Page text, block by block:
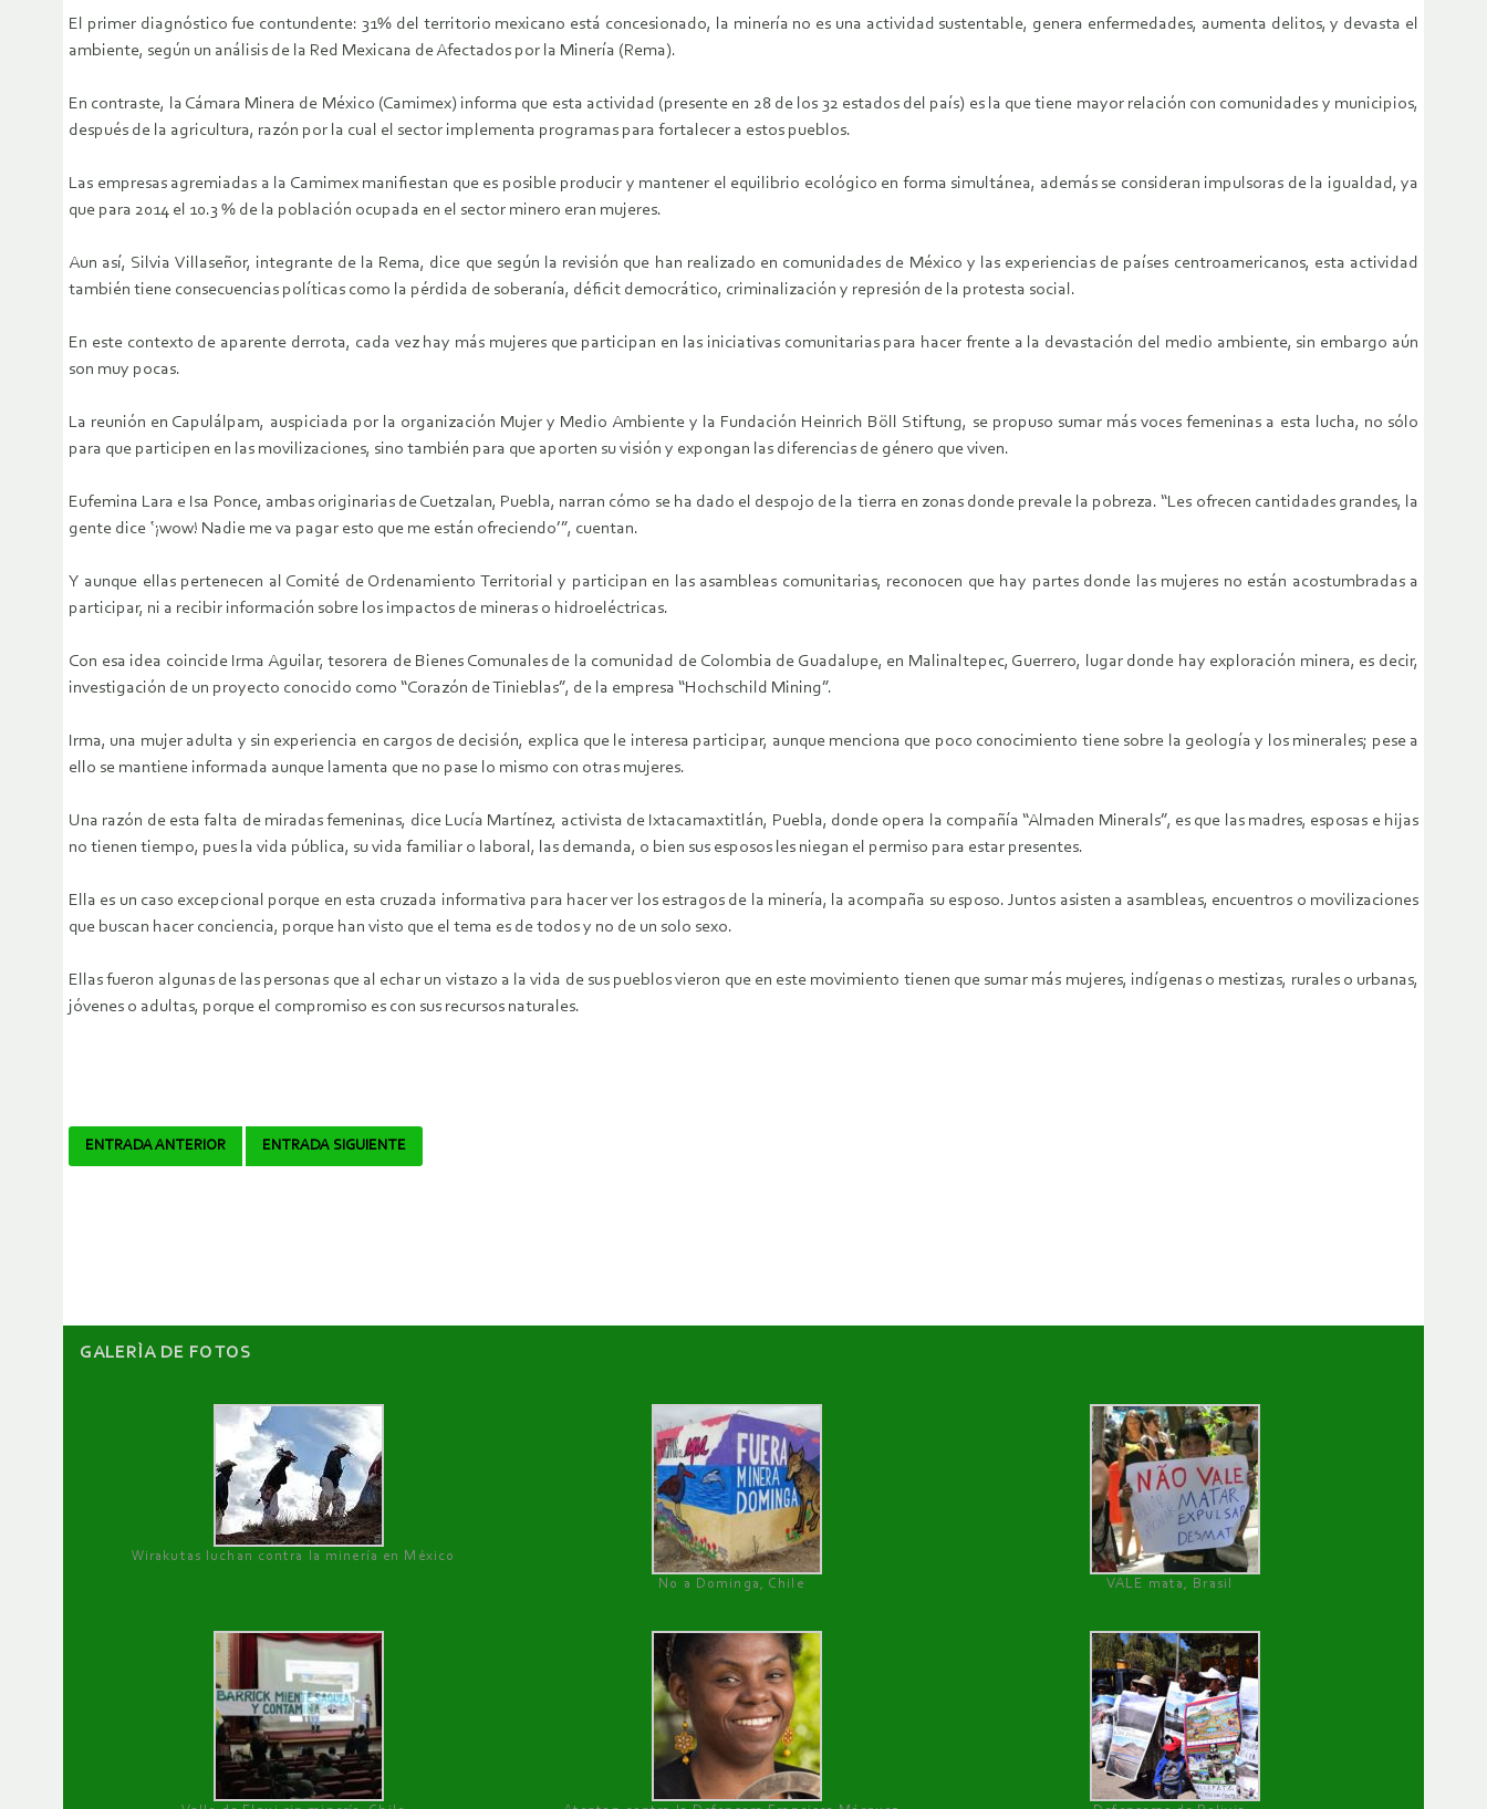
El primer diagnóstico fue contundente: 31% del territorio mexicano está concesionado, la minería no es una actividad sustentable, genera enfermedades, aumenta delitos, y devasta el
ambiente, según un análisis de la Red Mexicana de Afectados por la Minería (Rema).
En contraste, la Cámara Minera de México (Camimex) informa que esta actividad (presente en 28 de los 32 estados del país) es la que tiene mayor relación con comunidades y municipios,
después de la agricultura, razón por la cual el sector implementa programas para fortalecer a estos pueblos.
Las empresas agremiadas a la Camimex manifiestan que es posible producir y mantener el equilibrio ecológico en forma simultánea, además se consideran impulsoras de la igualdad, ya
que para 2014 el 10.3 % de la población ocupada en el sector minero eran mujeres.
Aun así, Silvia Villaseñor, integrante de la Rema, dice que según la revisión que han realizado en comunidades de México y las experiencias de países centroamericanos, esta actividad
también tiene consecuencias políticas como la pérdida de soberanía, déficit democrático, criminalización y represión de la protesta social.
En este contexto de aparente derrota, cada vez hay más mujeres que participan en las iniciativas comunitarias para hacer frente a la devastación del medio ambiente, sin embargo aún
son muy pocas.
La reunión en Capulálpam, auspiciada por la organización Mujer y Medio Ambiente y la Fundación Heinrich Böll Stiftung, se propuso sumar más voces femeninas a esta lucha, no sólo
para que participen en las movilizaciones, sino también para que aporten su visión y expongan las diferencias de género que viven.
Eufemina Lara e Isa Ponce, ambas originarias de Cuetzalan, Puebla, narran cómo se ha dado el despojo de la tierra en zonas donde prevale la pobreza. “Les ofrecen cantidades grandes, la
gente dice ‛¡wow! Nadie me va pagar esto que me están ofreciendo’”, cuentan.
Y aunque ellas pertenecen al Comité de Ordenamiento Territorial y participan en las asambleas comunitarias, reconocen que hay partes donde las mujeres no están acostumbradas a
participar, ni a recibir información sobre los impactos de mineras o hidroeléctricas.
Con esa idea coincide Irma Aguilar, tesorera de Bienes Comunales de la comunidad de Colombia de Guadalupe, en Malinaltepec, Guerrero, lugar donde hay exploración minera, es decir,
investigación de un proyecto conocido como “Corazón de Tinieblas”, de la empresa “Hochschild Mining”.
Irma, una mujer adulta y sin experiencia en cargos de decisión, explica que le interesa participar, aunque menciona que poco conocimiento tiene sobre la geología y los minerales; pese a
ello se mantiene informada aunque lamenta que no pase lo mismo con otras mujeres.
Una razón de esta falta de miradas femeninas, dice Lucía Martínez, activista de Ixtacamaxtitlán, Puebla, donde opera la compañía “Almaden Minerals”, es que las madres, esposas e hijas
no tienen tiempo, pues la vida pública, su vida familiar o laboral, las demanda, o bien sus esposos les niegan el permiso para estar presentes.
Ella es un caso excepcional porque en esta cruzada informativa para hacer ver los estragos de la minería, la acompaña su esposo. Juntos asisten a asambleas, encuentros o movilizaciones
que buscan hacer conciencia, porque han visto que el tema es de todos y no de un solo sexo.
Ellas fueron algunas de las personas que al echar un vistazo a la vida de sus pueblos vieron que en este movimiento tienen que sumar más mujeres, indígenas o mestizas, rurales o urbanas,
jóvenes o adultas, porque el compromiso es con sus recursos naturales.
Navegador
ENTRADA ANTERIOR ENTRADA SIGUIENTE
GALERÌA DE FOTOS
Wirakutas luchan contra la minería en México
No a Dominga, Chile
VALE mata, Brasil